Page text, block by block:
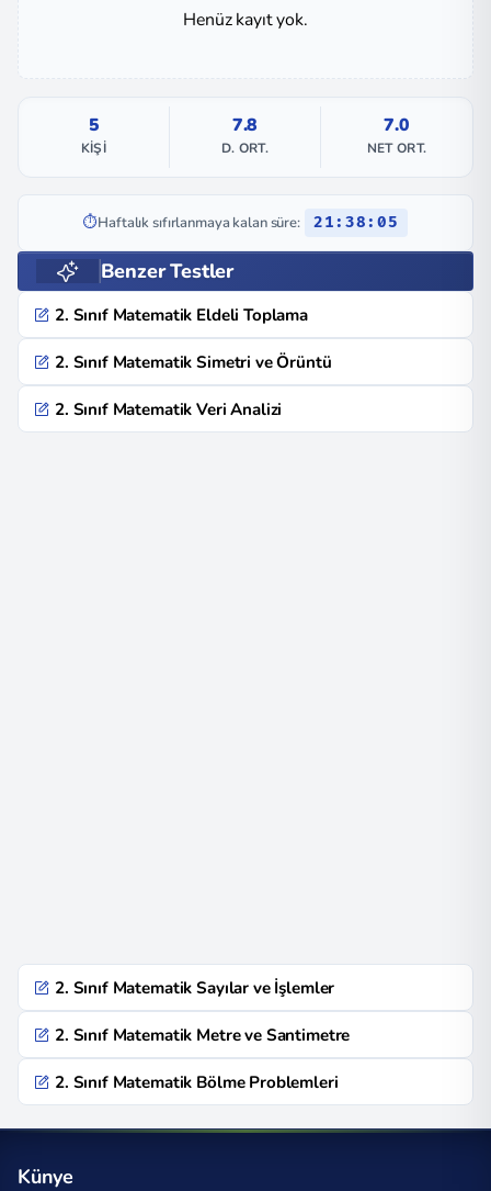
Henüz kayıt yok.
5
KIŞI
7.8
D. ORT.
7.0
NET ORT.
⏱️Haftalık sıfırlanmaya kalan süre: 21:38:05
Benzer Testler
2. Sınıf Matematik Eldeli Toplama
2. Sınıf Matematik Simetri ve Örüntü
2. Sınıf Matematik Veri Analizi
2. Sınıf Matematik Sayılar ve İşlemler
2. Sınıf Matematik Metre ve Santimetre
2. Sınıf Matematik Bölme Problemleri
Künye